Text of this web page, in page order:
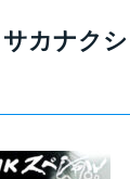
カナク